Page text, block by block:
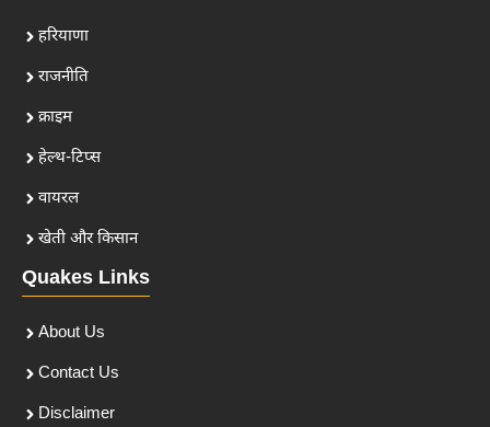
हरियाणा
राजनीति
क्राइम
हेल्थ-टिप्स
वायरल
खेती और किसान
Quakes Links
About Us
Contact Us
Disclaimer